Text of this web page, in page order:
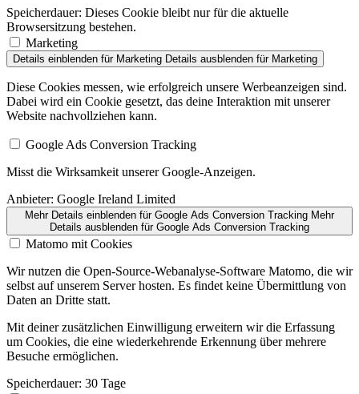
Speicherdauer: Dieses Cookie bleibt nur für die aktuelle
Browsersitzung bestehen.
Marketing
Details einblenden für Marketing Details ausblenden für Marketing
Diese Cookies messen, wie erfolgreich unsere Werbeanzeigen sind.
Dabei wird ein Cookie gesetzt, das deine Interaktion mit unserer
Website nachvollziehen kann.
Google Ads Conversion Tracking
Misst die Wirksamkeit unserer Google-Anzeigen.
Anbieter: Google Ireland Limited
Mehr Details einblenden für Google Ads Conversion Tracking Mehr
Details ausblenden für Google Ads Conversion Tracking
Matomo mit Cookies
Wir nutzen die Open-Source-Webanalyse-Software Matomo, die wir
selbst auf unserem Server hosten. Es findet keine Übermittlung von
Daten an Dritte statt.
Mit deiner zusätzlichen Einwilligung erweitern wir die Erfassung
um Cookies, die eine wiederkehrende Erkennung über mehrere
Besuche ermöglichen.
Speicherdauer: 30 Tage